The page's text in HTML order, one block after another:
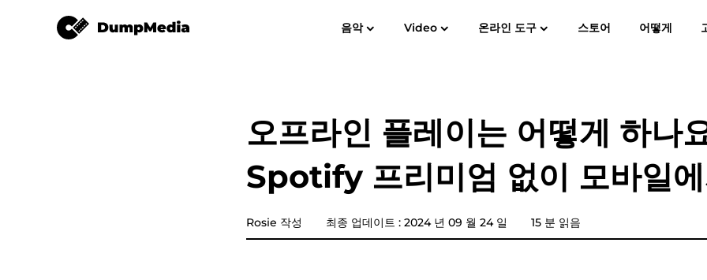
음악
애플 뮤직 변환기 YouTube 음악 변환기
Amazon Music Converter 가청 변환기
판도라 음악 변환기
Video 온라인 도구 스토어 어떻게
튠솔로 Spotify Music Converter 사용자 가이드 자
오프라인 플레이는 어떻게 하나
Spotify 프리미엄 없이 모바일
Rosie 작성 최종 업데이트 : 2024 년 09 월 24 일 15 분 읽음